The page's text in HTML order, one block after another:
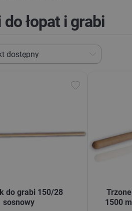
łopat i grabi
do grabi 150/28
sosnowy
1500